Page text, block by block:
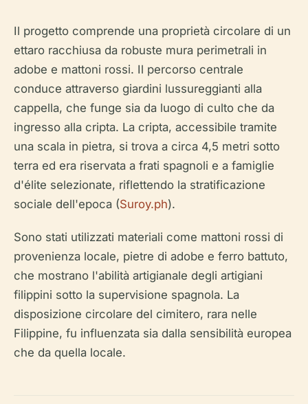
Il progetto comprende una proprietà circolare di un
ettaro racchiusa da robuste mura perimetrali in
adobe e mattoni rossi. Il percorso centrale
conduce attraverso giardini lussureggianti alla
cappella, che funge sia da luogo di culto che da
ingresso alla cripta. La cripta, accessibile tramite
una scala in pietra, si trova a circa 4,5 metri sotto
terra ed era riservata a frati spagnoli e a famiglie
d'élite selezionate, riflettendo la stratificazione
sociale dell'epoca (Suroy.ph).
Sono stati utilizzati materiali come mattoni rossi di
provenienza locale, pietre di adobe e ferro battuto,
che mostrano l'abilità artigianale degli artigiani
filippini sotto la supervisione spagnola. La
disposizione circolare del cimitero, rara nelle
Filippine, fu influenzata sia dalla sensibilità europea
che da quella locale.